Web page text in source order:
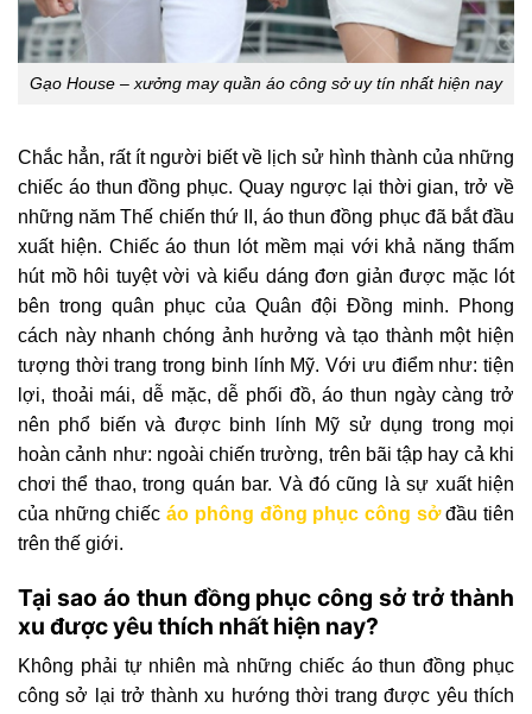
Gạo House – xưởng may quần áo công sở uy tín nhất hiện nay
Chắc hẳn, rất ít người biết về lịch sử hình thành của những
chiếc áo thun đồng phục. Quay ngược lại thời gian, trở về
những năm Thế chiến thứ II, áo thun đồng phục đã bắt đầu
xuất hiện. Chiếc áo thun lót mềm mại với khả năng thấm
hút mồ hôi tuyệt vời và kiểu dáng đơn giản được mặc lót
bên trong quân phục của Quân đội Đồng minh. Phong
cách này nhanh chóng ảnh hưởng và tạo thành một hiện
tượng thời trang trong binh lính Mỹ. Với ưu điểm như: tiện
lợi, thoải mái, dễ mặc, dễ phối đồ, áo thun ngày càng trở
nên phổ biến và được binh lính Mỹ sử dụng trong mọi
hoàn cảnh như: ngoài chiến trường, trên bãi tập hay cả khi
chơi thể thao, trong quán bar. Và đó cũng là sự xuất hiện
của những chiếcáo phông đồng phục công sởđầu tiên
trên thế giới.
Tại sao áo thun đồng phục công sở trở thành
xu được yêu thích nhất hiện nay?
Không phải tự nhiên mà những chiếc áo thun đồng phục
công sở lại trở thành xu hướng thời trang được yêu thích